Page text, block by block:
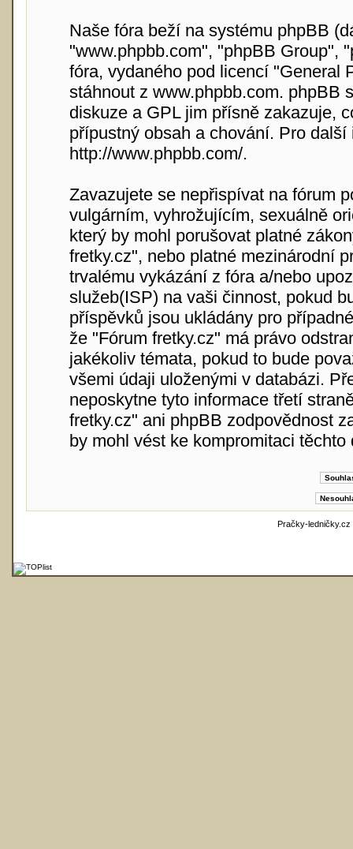
Naše fóra beží na systému phpBB
"www.phpbb.com", "phpBB Group",
fóra, vydaného pod licencí "General
stáhnout z www.phpbb.com. phpBB
diskuze a GPL jim přísně zakazuje,
přípustný obsah a chování. Pro
http://www.phpbb.com/.
Zavazujete se nepřispívat na fórum
vulgárním, vyhrožujícím, sexuálně
který by mohl porušovat platné
fretky.cz", nebo platné mezinárodní
trvalému vykázání z fóra a/nebo
služeb(ISP) na vaši činnost, pokud
příspěvků jsou ukládány pro
že "Fórum fretky.cz" má právo
jakékoliv témata, pokud to bude
všemi údaji uloženými v databázi.
neposkytne tyto informace třetí
fretky.cz" ani phpBB zodpovědnost
by mohl vést ke kompromitaci těchto
Pračky-ledničky.cz